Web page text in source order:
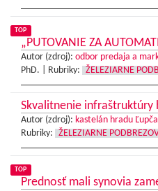
TOP
„PUTOVANIE ZA
Autor (zdroj): odbor predaja a
PhD. |
Rubriky: ŽELEZIARNE
Skvalitnenie infraštruktúry
Autor (zdroj): kastelán hradu Ľupča
Rubriky:
ŽELEZIARNE
TOP
Prednosť mali synovia